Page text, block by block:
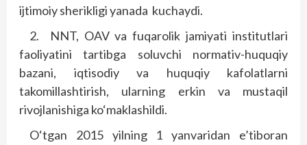
ijtimoiy sherikligi yanada kuchaydi.
2.
NNT, OAV va fuqarolik jamiyati institutlari
faoliyatini tartibga soluvchi normativ-huquqiy
bazani, iqtisodiy va huquqiy kafolatlarni
takomillashtirish, ularning erkin va mustaqil
rivojlanishiga ko‘maklashildi.
O‘tgan 2015 yilning 1 yanvaridan e’tiboran